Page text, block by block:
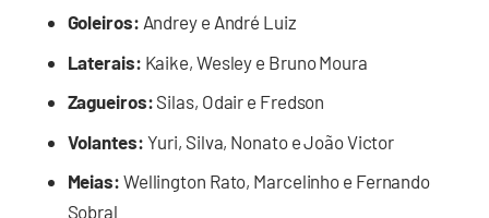
Goleiros: Andrey e André Luiz
Laterais: Kaike, Wesley e Bruno Moura
Zagueiros: Silas, Odair e Fredson
Volantes: Yuri, Silva, Nonato e João Victor
Meias: Wellington Rato, Marcelinho e Fernando
Sobral